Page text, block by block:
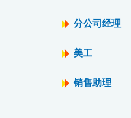
分公司经理
美工
销售助理